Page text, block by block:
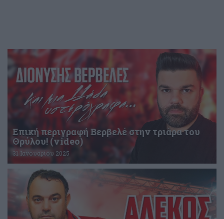
Επική περιγραφή Βερβελέ στην τριάρα του
Θρύλου! (video)
31 Ιανουαρίου 2025